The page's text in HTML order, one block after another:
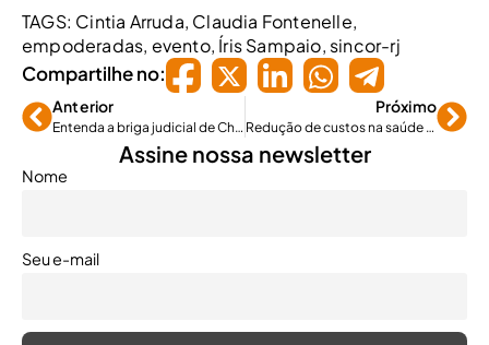
TAGS: Cintia Arruda, Claudia Fontenelle,
empoderadas, evento, Íris Sampaio, sincor-rj
Compartilhe no:
Anterior
Entenda a briga judicial de Chubb e Fator contra os irmãos Efromovich
Próximo
Redução de custos na saúde é tema de audiência do Senado
Assine nossa newsletter
Nome
Seu e-mail